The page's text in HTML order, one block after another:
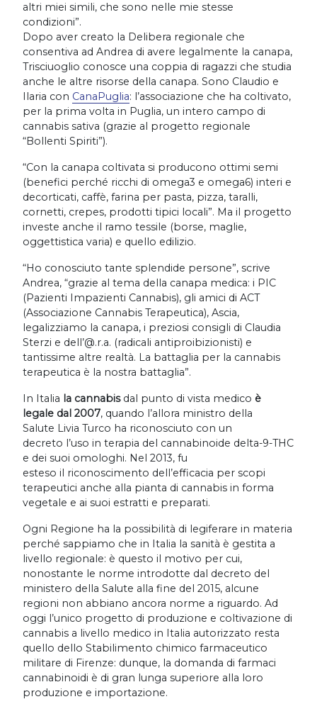
altri miei simili, che sono nelle mie stesse
condizioni”.
Dopo aver creato la Delibera regionale che
consentiva ad Andrea di avere legalmente la canapa,
Trisciuoglio conosce una coppia di ragazzi che studia
anche le altre risorse della canapa. Sono Claudio e
Ilaria con CanaPuglia: l’associazione che ha coltivato,
per la prima volta in Puglia, un intero campo di
cannabis sativa (grazie al progetto regionale
“Bollenti Spiriti”).
“Con la canapa coltivata si producono ottimi semi
(benefici perché ricchi di omega3 e omega6) interi e
decorticati, caffè, farina per pasta, pizza, taralli,
cornetti, crepes, prodotti tipici locali”. Ma il progetto
investe anche il ramo tessile (borse, maglie,
oggettistica varia) e quello edilizio.
“Ho conosciuto tante splendide persone”, scrive
Andrea, “grazie al tema della canapa medica: i PIC
(Pazienti Impazienti Cannabis), gli amici di ACT
(Associazione Cannabis Terapeutica), Ascia,
legalizziamo la canapa, i preziosi consigli di Claudia
Sterzi e dell’@.r.a. (radicali antiproibizionisti) e
tantissime altre realtà. La battaglia per la cannabis
terapeutica è la nostra battaglia”.
In Italia la cannabisdal punto di vista medico è
legale dal 2007, quando l’allora ministro della
Salute Livia Turco ha riconosciuto con un
decreto l’uso in terapia del cannabinoide delta-9-THC
e dei suoi omologhi. Nel 2013, fu
esteso il riconoscimento dell’efficacia per scopi
terapeutici anche alla pianta di cannabis in forma
vegetale e ai suoi estratti e preparati.
Ogni Regione ha la possibilità di legiferare in materia
perché sappiamo che in Italia la sanità è gestita a
livello regionale: è questo il motivo per cui,
nonostante le norme introdotte dal decreto del
ministero della Salute alla fine del 2015, alcune
regioni non abbiano ancora norme a riguardo. Ad
oggi l’unico progetto di produzione e coltivazione di
cannabis a livello medico in Italia autorizzato resta
quello dello Stabilimento chimico farmaceutico
militare di Firenze: dunque, la domanda di farmaci
cannabinoidi è di gran lunga superiore alla loro
produzione e importazione.